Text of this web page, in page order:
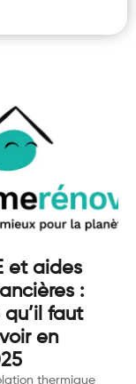
et aides
:
qu’il faut
en
thermique